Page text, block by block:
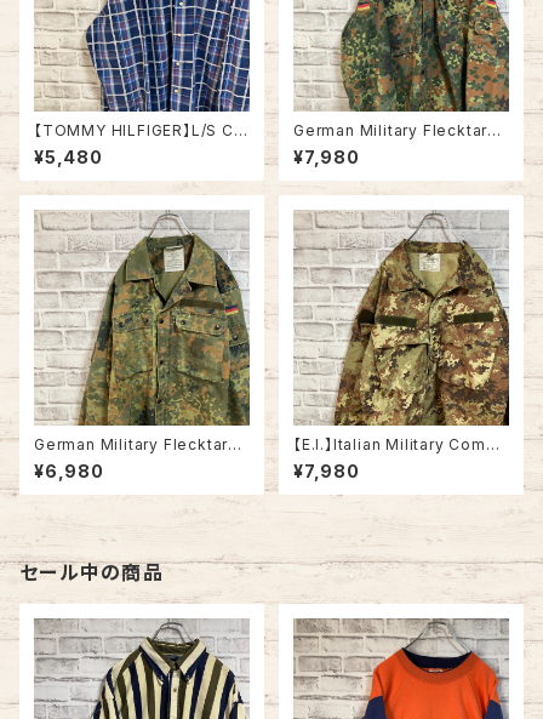
【TOMMY HILFIGER】L/S Ch
eck BD Shirt L トミーヒルフィ
ガー ストライプ BDシャツ ボタ
ンダウン 長袖 USA アメリカ 古
¥5,480
German Military Flecktarn
Camo ShirtJacket L/S L相
当 90s ドイツ軍 シャツジャケッ
ト フレクターカモ フレックカモ
国旗 ドイツ ユーロミリタリー
ユーロ 古着
¥7,980
German Military Flecktarn
Camo ShirtJacket L/S L相
当 ドイツ軍 シャツジャケット フ
レクターカモ フレックカモ フレ
ックターンカモ カモ柄 迷彩 国
旗 ドイツ ユーロミリタリー ユ
ーロ 古着
¥6,980
【E.I.】Italian Military Comba
t Jacket L/S XL相当 VEGET
ATO CAMO イタリア軍 コンバ
ットジャケット ベジタートカモ カ
モ柄 迷彩 リップストップ生地 イ
タリア ユーロミリタリー ユーロ
¥7,980
セール中の商品